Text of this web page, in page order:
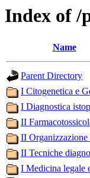
Index of /
Name
Parent Directory
I Citogenetica e
I Diagnostica
II
II
II Tecniche
I Medicina legale